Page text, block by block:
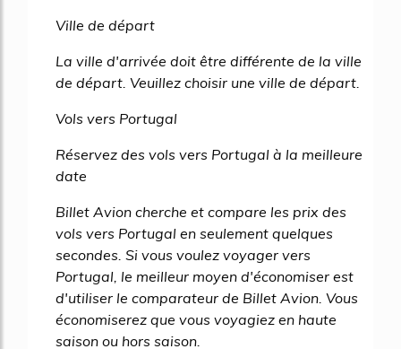
Ville de départ
La ville d'arrivée doit être différente de la ville
de départ. Veuillez choisir une ville de départ.
Vols vers Portugal
Réservez des vols vers Portugal à la meilleure
date
Billet Avion cherche et compare les prix des
vols vers Portugal en seulement quelques
secondes. Si vous voulez voyager vers
Portugal, le meilleur moyen d'économiser est
d'utiliser le comparateur de Billet Avion. Vous
économiserez que vous voyagiez en haute
saison ou hors saison.